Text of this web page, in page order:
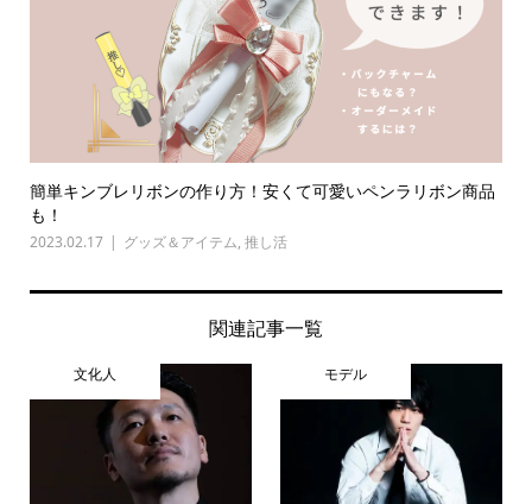
簡単キンブレリボンの作り方！安くて可愛いペンラリボン商品
も！
2023.02.17 グッズ＆アイテム, 推し活
関連記事一覧
文化人 モデル